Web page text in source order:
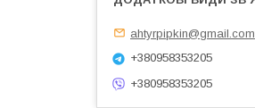
ahtyrpipkin@gmail.com
+380958353205
+380958353205